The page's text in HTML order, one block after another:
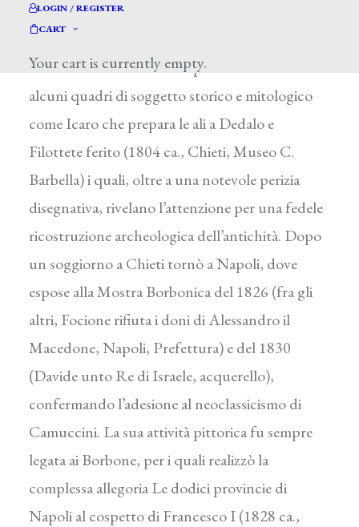
LOGIN / REGISTER
CART
Your cart is currently empty.
storiche e artistiche. Nel 1804, vinto il
pensionato reale, si stabilì a Roma e fu tra gli
allievi di V Camuccini. Di questi anni sono
alcuni quadri di soggetto storico e mitologico
come Icaro che prepara le ali a Dedalo e
Filottete ferito (1804 ca., Chieti, Museo C.
Barbella) i quali, oltre a una notevole perizia
disegnativa, rivelano l’attenzione per una fedele
ricostruzione archeologica dell’antichità. Dopo
un soggiorno a Chieti tornò a Napoli, dove
espose alla Mostra Borbonica del 1826 (fra gli
altri, Focione rifiuta i doni di Alessandro il
Macedone, Napoli, Prefettura) e del 1830
(Davide unto Re di Israele, acquerello),
confermando l’adesione al neoclassicismo di
Camuccini. La sua attività pittorica fu sempre
legata ai Borbone, per i quali realizzò la
complessa allegoria Le dodici provincie di
Napoli al cospetto di Francesco I (1828 ca.,